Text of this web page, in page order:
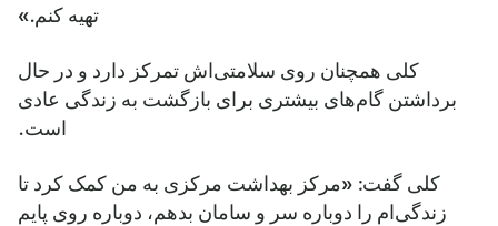
تهیه کنم.»
کلی همچنان روی سلامتی‌اش تمرکز دارد و در حال
برداشتن گام‌های بیشتری برای بازگشت به زندگی عادی
است.
کلی گفت: «مرکز بهداشت مرکزی به من کمک کرد تا
زندگی‌ام را دوباره سر و سامان بدهم، دوباره روی پایم